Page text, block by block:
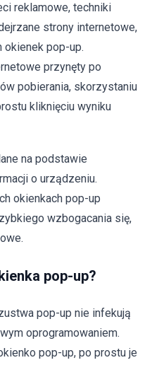
reklamowe, techniki
strony internetowe,
okienek pop-up.
przynęty po
pobierania, skorzystaniu
kliknięciu wyniku
na podstawie
o urządzeniu.
okienkach pop-up
wzbogacania się,
pop-up?
pop-up nie infekują
oprogramowaniem.
pop-up, po prostu je